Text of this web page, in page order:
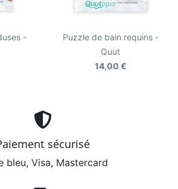
-
Puzzle de bain requins -
Quut
14,00 €
sécurisé
bleu, Visa, Mastercard